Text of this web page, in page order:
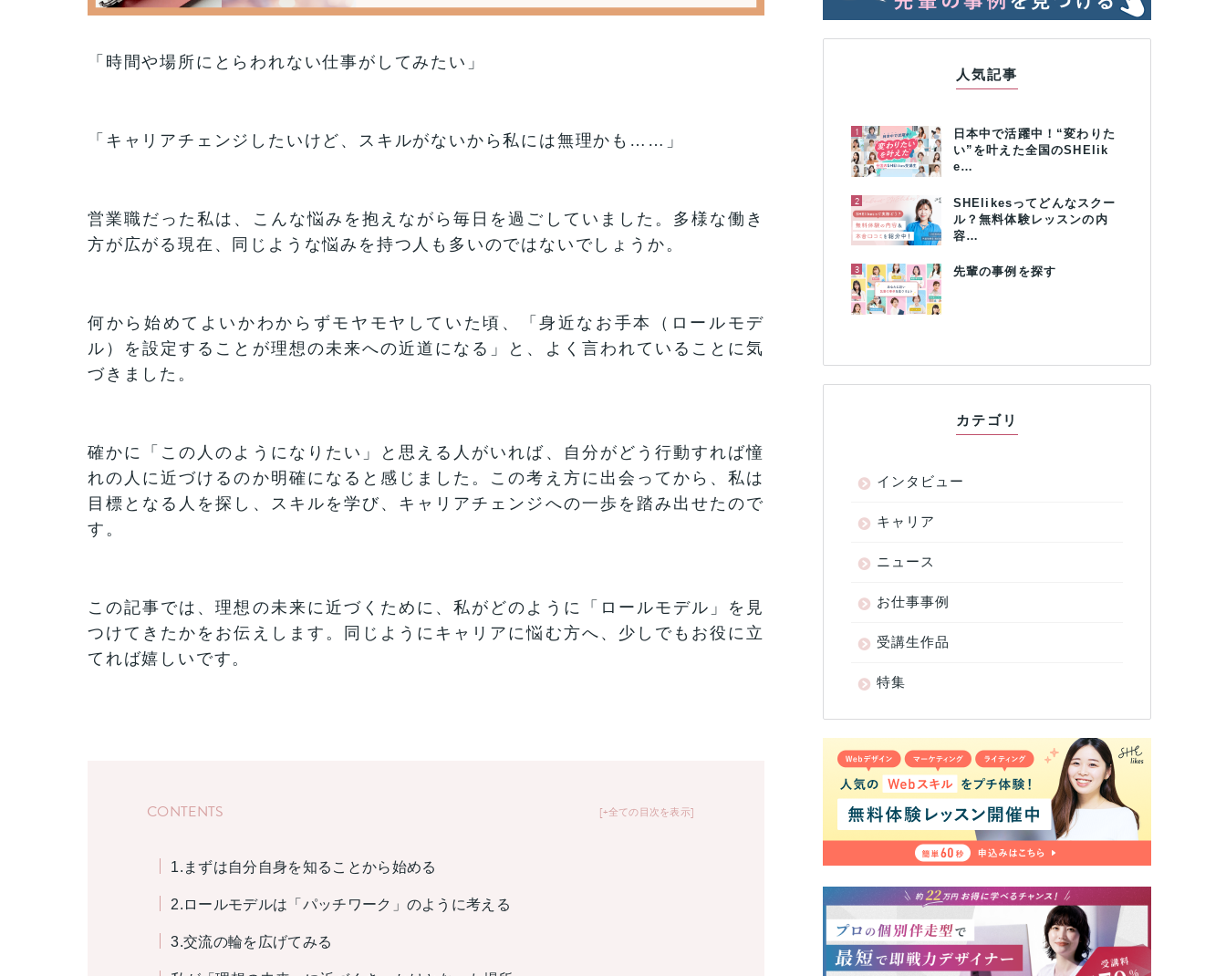
「時間や場所にとらわれない仕事がしてみたい」
「キャリアチェンジしたいけど、スキルがないから私には無理かも……」
営業職だった私は、こんな悩みを抱えながら毎日を過ごしていました。多様な働き
方が広がる現在、同じような悩みを持つ人も多いのではないでしょうか。
何から始めてよいかわからずモヤモヤしていた頃、「身近なお手本（ロールモデ
ル）を設定することが理想の未来への近道になる」と、よく言われていることに気
づきました。
確かに「この人のようになりたい」と思える人がいれば、自分がどう行動すれば憧
れの人に近づけるのか明確になると感じました。この考え方に出会ってから、私は
目標となる人を探し、スキルを学び、キャリアチェンジへの一歩を踏み出せたので
す。
この記事では、理想の未来に近づくために、私がどのように「ロールモデル」を見
つけてきたかをお伝えします。同じようにキャリアに悩む方へ、少しでもお役に立
てれば嬉しいです。
+全ての目次を表示
CONTENTS
1.まずは自分自身を知ることから始める
2.ロールモデルは「パッチワーク」のように考える
3.交流の輪を広げてみる
人気記事
1
日本中で活躍中！“変わりた
い”を叶えた全国のSHElik
e…
2
SHElikesってどんなスクー
ル？無料体験レッスンの内
容…
3 先輩の事例を探す
カテゴリ
インタビュー
キャリア
ニュース
お仕事事例
受講生作品
特集